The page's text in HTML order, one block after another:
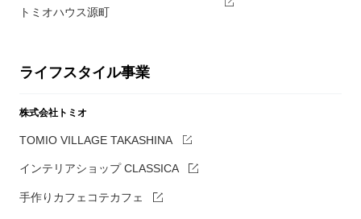
トミオハウス源町
ライフスタイル事業
株式会社トミオ
TOMIO VILLAGE TAKASHINA
インテリアショップ CLASSICA
手作りカフェコテカフェ